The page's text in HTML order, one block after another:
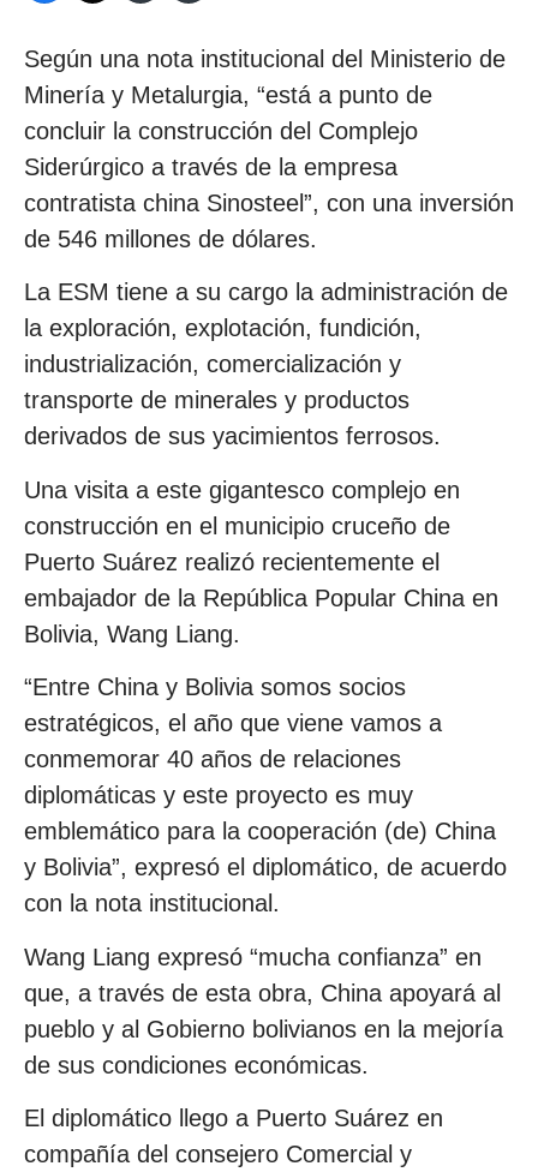
Según una nota institucional del Ministerio de
Minería y Metalurgia, “está a punto de
concluir la construcción del Complejo
Siderúrgico a través de la empresa
contratista china Sinosteel”, con una inversión
de 546 millones de dólares.
La ESM tiene a su cargo la administración de
la exploración, explotación, fundición,
industrialización, comercialización y
transporte de minerales y productos
derivados de sus yacimientos ferrosos.
Una visita a este gigantesco complejo en
construcción en el municipio cruceño de
Puerto Suárez realizó recientemente el
embajador de la República Popular China en
Bolivia, Wang Liang.
“Entre China y Bolivia somos socios
estratégicos, el año que viene vamos a
conmemorar 40 años de relaciones
diplomáticas y este proyecto es muy
emblemático para la cooperación (de) China
y Bolivia”, expresó el diplomático, de acuerdo
con la nota institucional.
Wang Liang expresó “mucha confianza” en
que, a través de esta obra, China apoyará al
pueblo y al Gobierno bolivianos en la mejoría
de sus condiciones económicas.
El diplomático llego a Puerto Suárez en
compañía del consejero Comercial y